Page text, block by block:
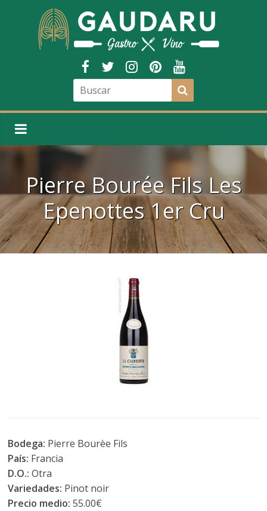
Pierre Bourée Fils Les
Epenottes 1er Cru
Bodega: Pierre Bourèe Fils
País: Francia
D.O.:Otra
Variedades: Pinot noir
Precio medio: 55.00€